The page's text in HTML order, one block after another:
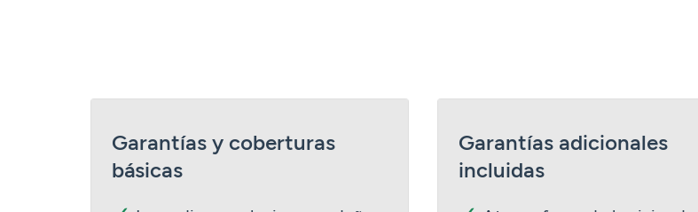
Garantías y coberturas
básicas
Garantías adicionales
incluidas